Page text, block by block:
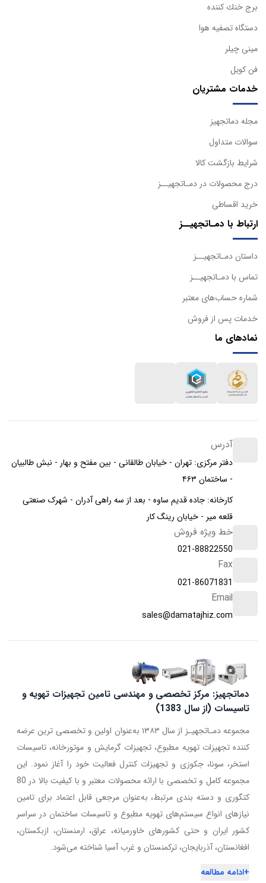
برج خنك كننده
دستگاه تصفيه هوا
مینی چیلر
فن کویل
خدمات مشتریان
مجله دماتجهیز
سوالات متداول
شرایط بازگشت کالا
درج محصولات در دمـاتجهیــز
خرید اقساطی
ارتباط با دمـاتجهیــز
داستان دمـاتجهیــز
تماس با دمـاتجهیــز
شماره حساب‌های معتبر
خدمات پس از فروش
نمادهای ما
آدرس
دفتر مرکزی: تهران - خیابان طالقانی - بین مفتح و بهار - نبش طالبیان
- ساختمان ۴۶۳
کارخانه: جاده قدیم ساوه - بعد از سه راهی آدران - شهرک صنعتی
قلعه میر - خیابان رینگ کار
خط ویژه فروش
021-88822550
Fax
021-86071831
Email
sales@damatajhiz.com
دماتجهیز: مرکز تخصصی و مهندسی تامین تجهیزات تهویه و
تاسیسات (از سال 1383)
مجموعه دمـاتجهیـز از سال ۱۳۸۳ به‌عنوان اولین و تخصصی ترین عرضه
کننده تجهیزات تهویه مطبوع، تجهیزات گرمایش و موتورخانه، تاسیسات
استخر، سونا، جکوزی و تجهیزات کنترل فعالیت خود را آغاز نمود. این
مجموعه کامل و تخصصی با ارائه محصولات معتبر و با کیفیت بالا در 80
کتگوری و دسته بندی مرتبط، به‌عنوان مرجعی قابل اعتماد برای تامین
نیازهای انواع سیستم‌های تهویه مطبوع و تاسیسات ساختمان در سراسر
کشور ایران و حتی کشورهای خاورمیانه، عراق، ارمنستان، ازبکستان،
افغانستان، آذربایجان، ترکمنستان و غرب آسیا شناخته می‌شود.
+ادامه مطالعه